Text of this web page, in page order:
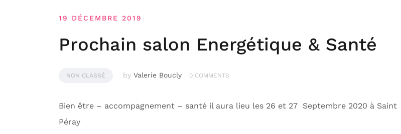
19 DÉCEMBRE 2019
Prochain salon Energétique & Santé
NON CLASSÉ by Valerie Boucly 0 COMMENTS
Bien être – accompagnement – santé il aura lieu les 26 et 27 Septembre 2020 à Saint
Péray